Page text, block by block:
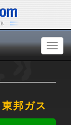
Toggle
邦ガス